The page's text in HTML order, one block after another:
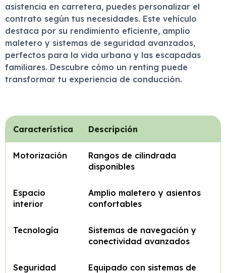
asistencia en carretera, puedes personalizar el
contrato según tus necesidades. Este vehículo
destaca por su rendimiento eficiente, amplio
maletero y sistemas de seguridad avanzados,
perfectos para la vida urbana y las escapadas
familiares. Descubre cómo un renting puede
transformar tu experiencia de conducción.
Característica Descripción
Motorización
Rangos de cilindrada
disponibles
Espacio
interior
Amplio maletero y asientos
confortables
Tecnología
Sistemas de navegación y
conectividad avanzados
Seguridad
Equipado con sistemas de